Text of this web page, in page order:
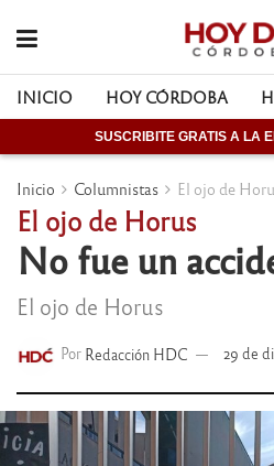
INICIO HOY CÓRDOBA
SUSCRIBITE GRATIS A LA
Inicio Columnistas El ojo de
El ojo de Horus
No fue un
El ojo de Horus
Por Redacción HDC 29 de